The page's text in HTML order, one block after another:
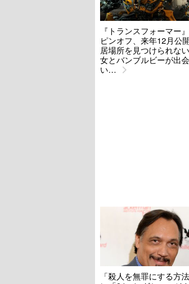
『トランスフォーマー
ピンオフ、来年12月公
居場所を見つけられな
女とバンブルビーが出会
い…
「殺人を無罪にする方法